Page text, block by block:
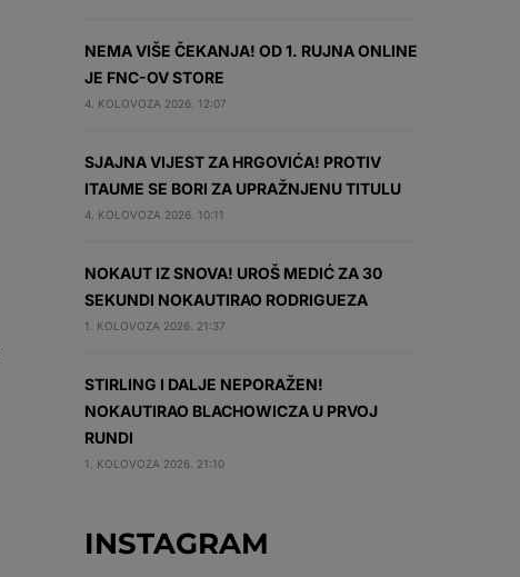
NEMA VIŠE ČEKANJA! OD 1. RUJNA ONLINE
JE FNC-OV STORE
4. KOLOVOZA 2026. 12:07
SJAJNA VIJEST ZA HRGOVIĆA! PROTIV
ITAUME SE BORI ZA UPRAŽNJENU TITULU
4. KOLOVOZA 2026. 10:11
NOKAUT IZ SNOVA! UROŠ MEDIĆ ZA 30
SEKUNDI NOKAUTIRAO RODRIGUEZA
1. KOLOVOZA 2026. 21:37
STIRLING I DALJE NEPORAŽEN!
NOKAUTIRAO BLACHOWICZA U PRVOJ
RUNDI
1. KOLOVOZA 2026. 21:10
INSTAGRAM